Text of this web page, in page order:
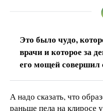
Это было чудо,
врачи и которое за
его мощей совершил
А надо сказать, что
раньше пела на клиросе